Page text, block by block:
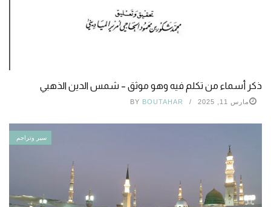
ذكر أسماء من تكلم فيه وهو موثق – شمس الدين الذهبي
مارس 11, 2025 BY BOUTAHAR
سير وتراجم